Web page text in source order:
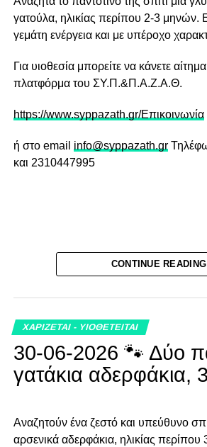
γατούλα, ηλικίας περίπου 2-3 μηνών.
γεμάτη ενέργεια και με υπέροχο
Για υιοθεσία μπορείτε να κάνετε
πλατφόρμα του ΣΥ.Π.&Π.Α.Ζ.Α.Θ.
https://www.syppazath.gr/Επικοινωνία
ή στο email info@syppazath.gr
και 2310447995
CONTINUE READING
ΧΑΡΙΖΕΤΑΙ - ΥΙΟΘΕΤΕΙΤΑΙ
30-06-2026 🐾 Δύο
γατάκια αδερφάκια,
Αναζητούν ένα ζεστό και υπεύθυνο
αρσενικά αδερφάκια, ηλικίας περίπου